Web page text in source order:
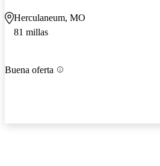
Herculaneum, MO
81 millas
Buena oferta